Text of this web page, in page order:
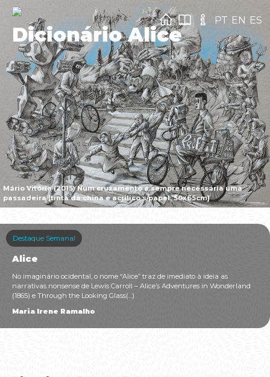
Mário Vitória (2015) Num cruzamento é sempre necessária uma
passadeira [tinta da china e acrílico s/papel, 50x65cm]
Dicionário Alice
PT EN ES
Destaque Semanal
Alice
No imaginário ocidental, o nome “Alice” traz de imediato à ideia as
narrativas nonsense de Lewis Carroll – Alice’s Adventures in Wonderland
(1865) e Through the Looking Glass(...)
Maria Irene Ramalho